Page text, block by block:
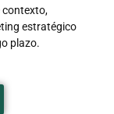
contexto,
estratégico
plazo.